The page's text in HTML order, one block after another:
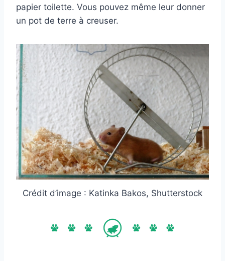
papier toilette. Vous pouvez même leur donner
un pot de terre à creuser.
Crédit d’image : Katinka Bakos, Shutterstock